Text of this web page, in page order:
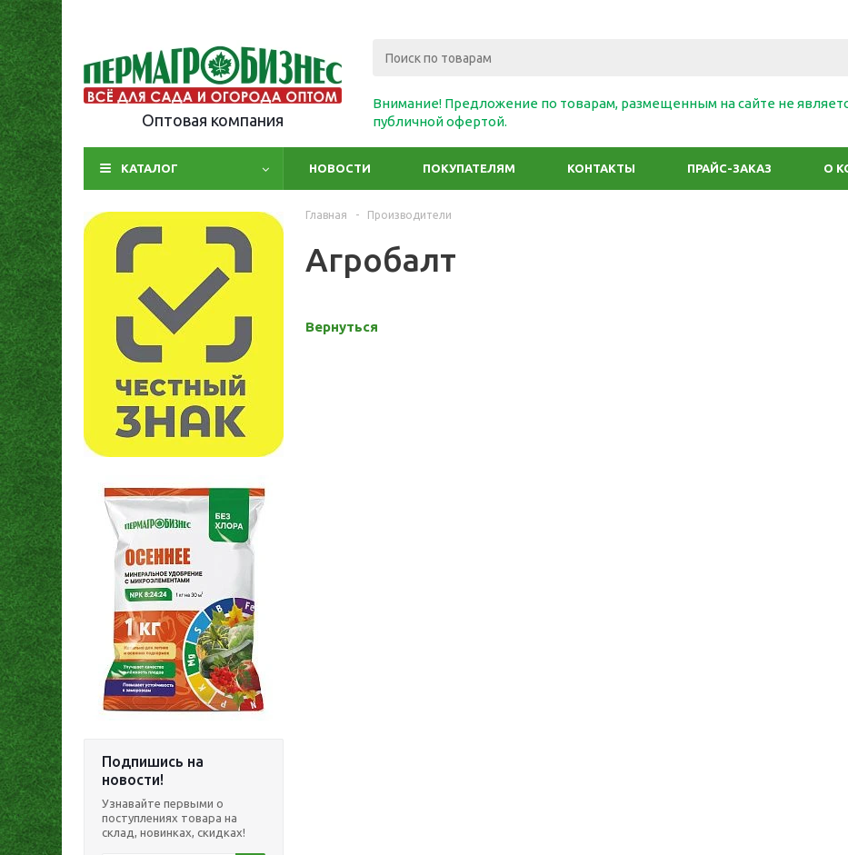
Оптовая компания
Внимание! Предложение по товарам, размещенным на сайте не
публичной офертой.
КАТАЛОГ НОВОСТИ ПОКУПАТЕЛЯМ КОНТАКТЫ ПРАЙС-ЗАКАЗ О
Подпишись на
новости!
Узнавайте первыми о
поступлениях товара на
склад, новинках, скидках!
Главная - Производители
Агробалт
Вернуться